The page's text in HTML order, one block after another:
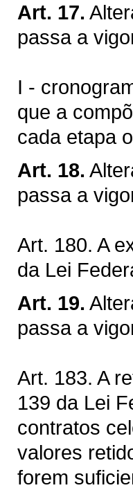
Art. 17.
passa a
I -
que a
cada etapa
Art. 18.
passa a
Art. 180. A
da Lei
Art. 19.
passa a
Art. 183. A
139 da Lei
contratos
valores
forem